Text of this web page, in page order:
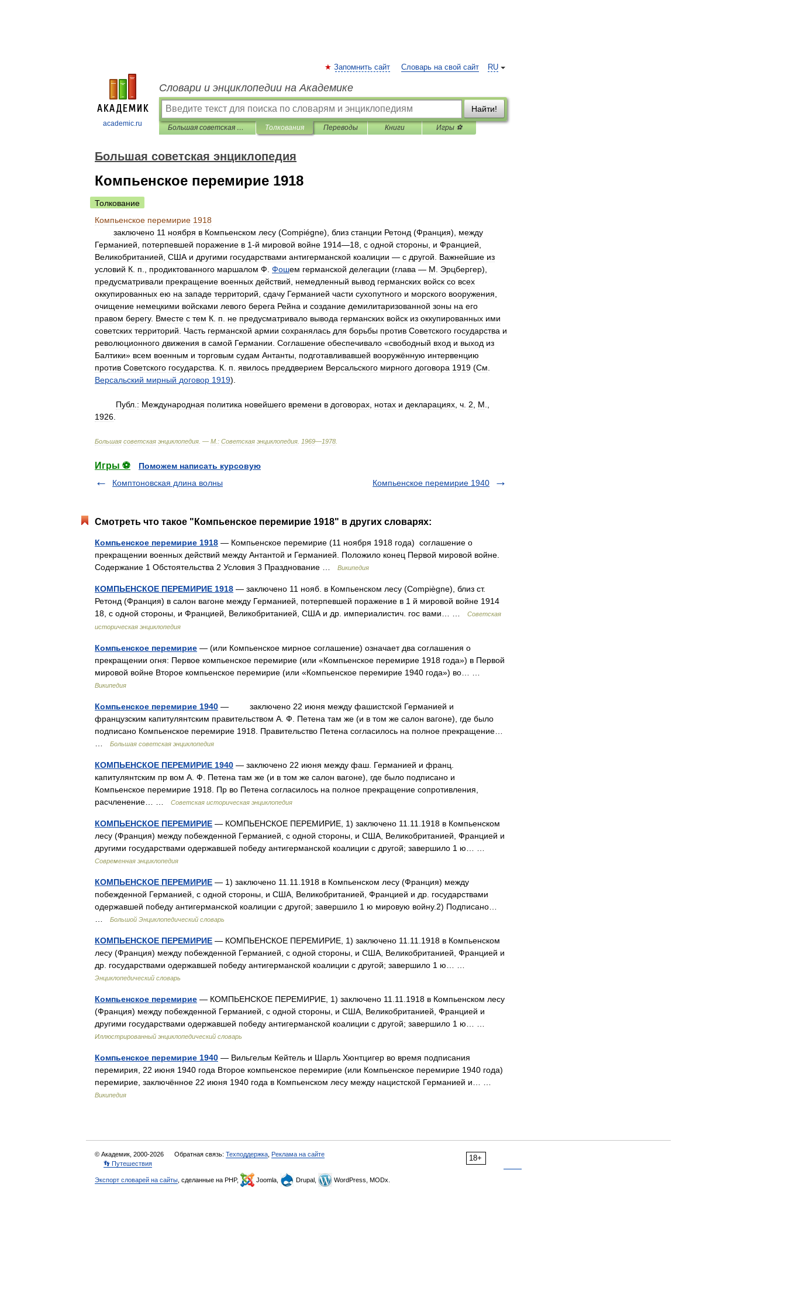
academic.ru
RU
Запомнить сайт Словарь на свой сайт
Словари и энциклопедии на Академике
Найти!
Большая советская энциклопедия Толкования Переводы Книги Игры ⚽
Большая советская энциклопедия
Компьенское перемирие 1918
Толкование
Компьенское перемирие 1918
заключено 11 ноября в Компьенском лесу (Compiégne), близ станции Ретонд (Франция), между
Германией
потерпевшей поражение в 1-й мировой войне 1914—18 с одной стороны и Францией
Великобританией США и другими государствами антигерманской коалиции — с другой Важнейшие из
условий К п продиктованного маршалом Ф Фошем германской делегации (глава — М Эрцбергер),
предусматривали прекращение военных действий немедленный вывод германских войск со всех
оккупированных ею на западе территорий сдачу Германией части сухопутного и морского вооружения
очищение немецкими войсками левого берега Рейна и создание демилитаризованной зоны на его
правом берегу. Вместе с тем К п не предусматривало вывода германских войск из оккупированных ими
советских территорий Часть германской армии сохранялась для борьбы против Советского государства и
революционного движения в самой Германии Соглашение обеспечивало «свободный вход и выход из
Балтики» всем военным и торговым судам Антанты подготавливавшей вооружённую интервенцию
против Советского государства К п явилось преддверием Версальского мирного договора 1919 (См
Версальский мирный договор 1919).
Публ : Международная политика новейшего времени в договорах нотах и декларациях ч 2 М
1926
Большая советская энциклопедия . — М : Советская энциклопедия 1969—1978
Игры ⚽
Поможем написать курсовую
Комптоновская длина волны
Компьенское перемирие 1940
Смотреть что такое "Компьенское перемирие 1918" в других словарях:
Компьенское перемирие 1918 — Компьенское перемирие (11 ноября 1918 года) соглашение о
прекращении военных действий между Антантой и Германией. Положило конец Первой мировой войне.
Содержание 1 Обстоятельства 2 Условия 3 Празднование …
Википедия
КОМПЬЕНСКОЕ ПЕРЕМИРИЕ 1918 — заключено 11 нояб. в Компьенском лесу (Compiègne), близ ст.
Ретонд (Франция) в салон вагоне между Германией, потерпевшей поражение в 1 й мировой войне 1914
18, с одной стороны, и Францией, Великобританией, США и др. империалистич. гос вами… …
Советская
историческая энциклопедия
Компьенское перемирие — (или Компьенское мирное соглашение) означает два соглашения о
прекращении огня: Первое компьенское перемирие (или «Компьенское перемирие 1918 года») в Первой
мировой войне Второе компьенское перемирие (или «Компьенское перемирие 1940 года») во… …
Википедия
Компьенское перемирие 1940 — заключено 22 июня между фашистской Германией и
французским капитулянтским правительством А. Ф. Петена там же (и в том же салон вагоне), где было
подписано Компьенское перемирие 1918. Правительство Петена согласилось на полное прекращение…
Большая советская энциклопедия
КОМПЬЕНСКОЕ ПЕРЕМИРИЕ 1940 — заключено 22 июня между фаш. Германией и франц.
капитулянтским пр вом А. Ф. Петена там же (и в том же салон вагоне), где было подписано и
Компьенское перемирие 1918. Пр во Петена согласилось на полное прекращение сопротивления,
расчленение… …
Советская историческая энциклопедия
КОМПЬЕНСКОЕ ПЕРЕМИРИЕ — КОМПЬЕНСКОЕ ПЕРЕМИРИЕ, 1) заключено 11.11.1918 в Компьенском
лесу (Франция) между побежденной Германией, с одной стороны, и США, Великобританией, Францией и
другими государствами одержавшей победу антигерманской коалиции с другой; завершило 1 ю… …
Современная энциклопедия
КОМПЬЕНСКОЕ ПЕРЕМИРИЕ — 1) заключено 11.11.1918 в Компьенском лесу (Франция) между
побежденной Германией, с одной стороны, и США, Великобританией, Францией и др. государствами
одержавшей победу антигерманской коалиции с другой; завершило 1 ю мировую войну.2) Подписано…
Большой Энциклопедический словарь
КОМПЬЕНСКОЕ ПЕРЕМИРИЕ — КОМПЬЕНСКОЕ ПЕРЕМИРИЕ, 1) заключено 11.11.1918 в Компьенском
лесу (Франция) между побежденной Германией, с одной стороны, и США, Великобританией, Францией и
др. государствами одержавшей победу антигерманской коалиции с другой; завершило 1 ю… …
Энциклопедический словарь
Компьенское перемирие — КОМПЬЕНСКОЕ ПЕРЕМИРИЕ, 1) заключено 11.11.1918 в Компьенском лесу
(Франция) между побежденной Германией, с одной стороны, и США, Великобританией, Францией и
другими государствами одержавшей победу антигерманской коалиции с другой; завершило 1 ю… …
Иллюстрированный энциклопедический словарь
Компьенское перемирие 1940 — Вильгельм Кейтель и Шарль Хюнтцигер во время подписания
перемирия, 22 июня 1940 года Второе компьенское перемирие (или Компьенское перемирие 1940 года)
перемирие, заключённое 22 июня 1940 года в Компьенском лесу между нацистской Германией и… …
Википедия
18+
© Академик, 2000-2026 Обратная связь: Техподдержка Реклама на сайте
👣 Путешествия
Экспорт словарей на сайты , сделанные на PHP, Joomla, Drupal, WordPress, MODx.